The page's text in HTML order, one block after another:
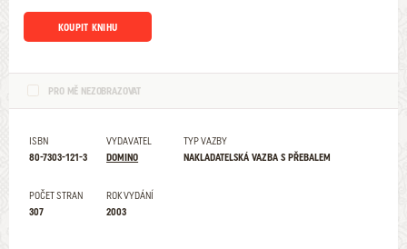
KOUPIT KNIHU
PRO MĚ NEZOBRAZOVAT
ISBN
80-7303-121-3
VYDAVATEL
DOMINO
TYP VAZBY
NAKLADATELSKÁ VAZBA S PŘEBALEM
POČET STRAN
307
ROK VYDÁNÍ
2003